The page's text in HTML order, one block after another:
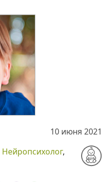
10 июня 2021
Нейропсихолог,